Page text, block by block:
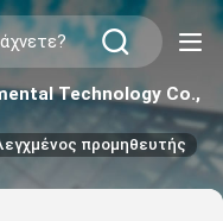
Technology Co.,
προμηθευτής